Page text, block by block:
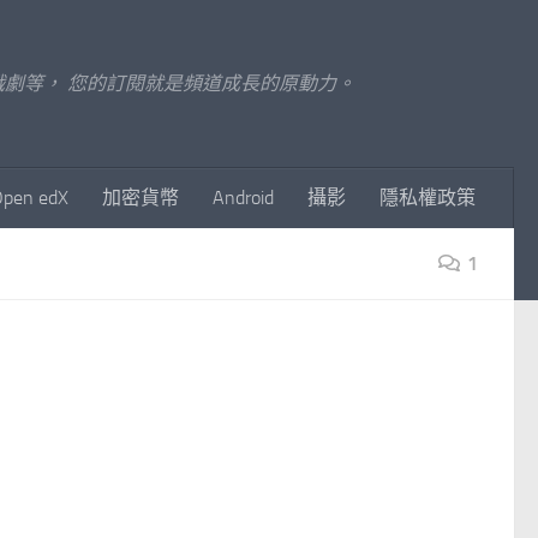
等， 您的訂閱就是頻道成長的原動力。
edX 加密貨幣 Android 攝影 隱私權政策
1